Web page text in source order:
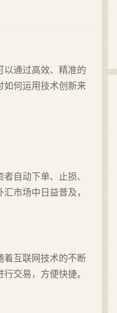
以通过高效、精准的
如何运用技术创新来
自动下单、止损、
市场中日益普及，
着互联网技术的不断
交易，方便快捷。